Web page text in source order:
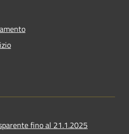
fino al 21.1.2025